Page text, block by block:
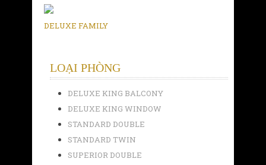
DELUXE FAMILY
LOẠI PHÒNG
DELUXE KING BALCONY
DELUXE KING WINDOW
STANDARD DOUBLE
STANDARD TWIN
SUPERIOR DOUBLE